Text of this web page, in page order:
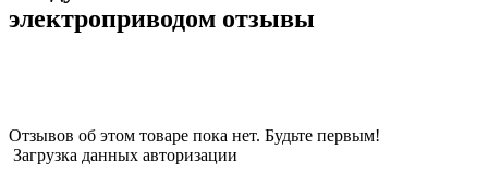
электроприводом отзывы
Отзывов об этом товаре пока нет. Будьте первым!
Загрузка данных авторизации